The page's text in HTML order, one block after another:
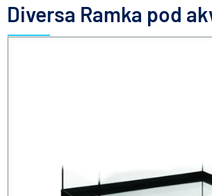
Diversa Ramka pod